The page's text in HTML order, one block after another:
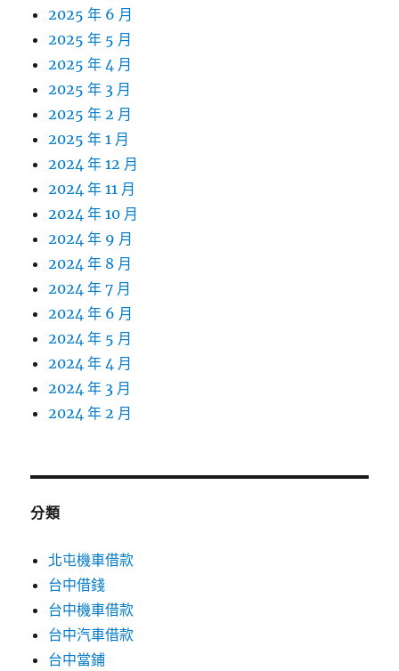
2025 年 6 月
2025 年 5 月
2025 年 4 月
2025 年 3 月
2025 年 2 月
2025 年 1 月
2024 年 12 月
2024 年 11 月
2024 年 10 月
2024 年 9 月
2024 年 8 月
2024 年 7 月
2024 年 6 月
2024 年 5 月
2024 年 4 月
2024 年 3 月
2024 年 2 月
分類
北屯機車借款
台中借錢
台中機車借款
台中汽車借款
台中當鋪